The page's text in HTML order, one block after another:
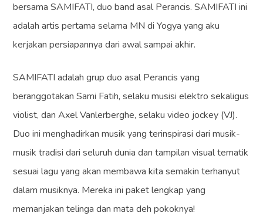
bersama SAMIFATI, duo band asal Perancis. SAMIFATI ini
adalah artis pertama selama MN di Yogya yang aku
kerjakan persiapannya dari awal sampai akhir.
SAMIFATI adalah grup duo asal Perancis yang
beranggotakan Sami Fatih, selaku musisi elektro sekaligus
violist, dan Axel Vanlerberghe, selaku video jockey (VJ).
Duo ini menghadirkan musik yang terinspirasi dari musik-
musik tradisi dari seluruh dunia dan tampilan visual tematik
sesuai lagu yang akan membawa kita semakin terhanyut
dalam musiknya. Mereka ini paket lengkap yang
memanjakan telinga dan mata deh pokoknya!